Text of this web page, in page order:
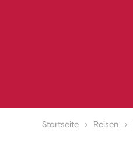
Startseite Reisen